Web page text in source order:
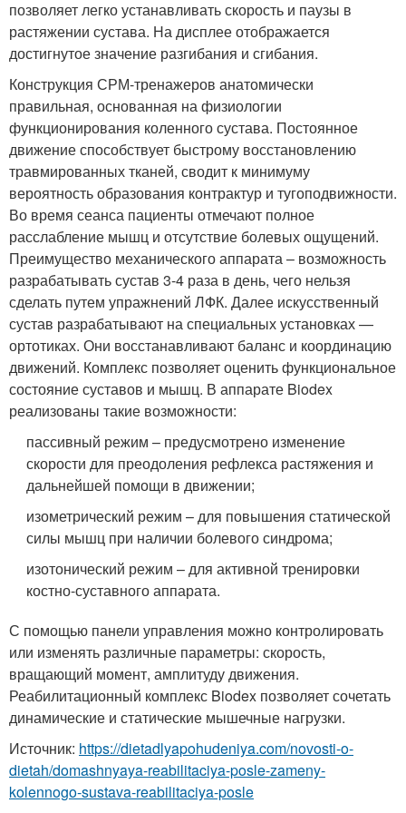
позволяет легко устанавливать скорость и паузы в
растяжении сустава. На дисплее отображается
достигнутое значение разгибания и сгибания.
Конструкция СРМ-тренажеров анатомически
правильная, основанная на физиологии
функционирования коленного сустава. Постоянное
движение способствует быстрому восстановлению
травмированных тканей, сводит к минимуму
вероятность образования контрактур и тугоподвижности.
Во время сеанса пациенты отмечают полное
расслабление мышц и отсутствие болевых ощущений.
Преимущество механического аппарата – возможность
разрабатывать сустав 3-4 раза в день, чего нельзя
сделать путем упражнений ЛФК. Далее искусственный
сустав разрабатывают на специальных установках —
ортотиках. Они восстанавливают баланс и координацию
движений. Комплекс позволяет оценить функциональное
состояние суставов и мышц. В аппарате Biodex
реализованы такие возможности:
пассивный режим – предусмотрено изменение
скорости для преодоления рефлекса растяжения и
дальнейшей помощи в движении;
изометрический режим – для повышения статической
силы мышц при наличии болевого синдрома;
изотонический режим – для активной тренировки
костно-суставного аппарата.
С помощью панели управления можно контролировать
или изменять различные параметры: скорость,
вращающий момент, амплитуду движения.
Реабилитационный комплекс Biodex позволяет сочетать
динамические и статические мышечные нагрузки.
Источник: https://dietadlyapohudeniya.com/novosti-o-
dietah/domashnyaya-reabilitaciya-posle-zameny-
kolennogo-sustava-reabilitaciya-posle